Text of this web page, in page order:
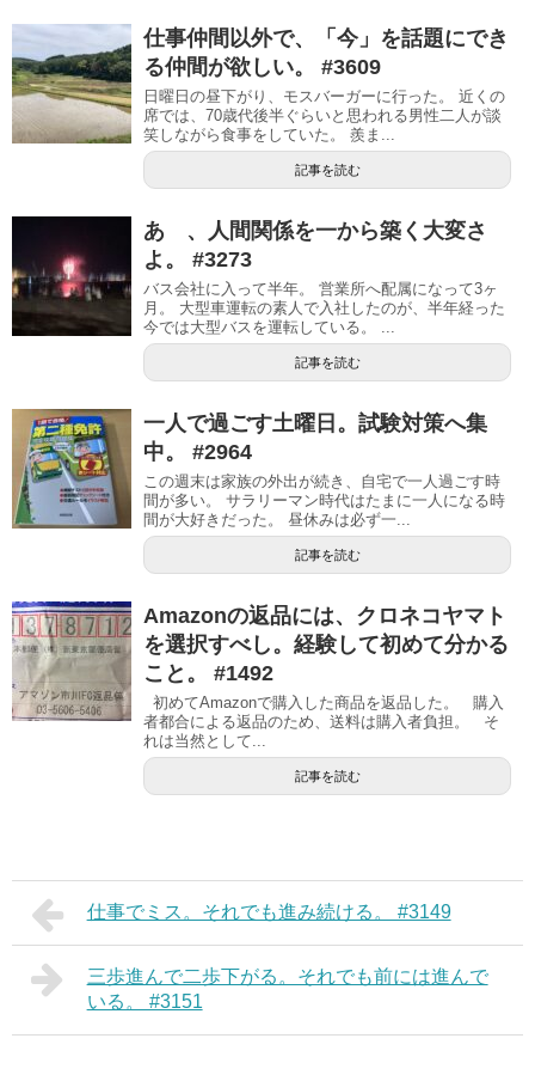
仕事仲間以外で、「今」を話題にでき
る仲間が欲しい。 #3609
日曜日の昼下がり、モスバーガーに行った。 近くの
席では、70歳代後半ぐらいと思われる男性二人が談
笑しながら食事をしていた。 羨ま...
記事を読む
あゝ、人間関係を一から築く大変さ
よ。 #3273
バス会社に入って半年。 営業所へ配属になって3ヶ
月。 大型車運転の素人で入社したのが、半年経った
今では大型バスを運転している。 ...
記事を読む
一人で過ごす土曜日。試験対策へ集
中。 #2964
この週末は家族の外出が続き、自宅で一人過ごす時
間が多い。 サラリーマン時代はたまに一人になる時
間が大好きだった。 昼休みは必ず一...
記事を読む
Amazonの返品には、クロネコヤマト
を選択すべし。経験して初めて分かる
こと。 #1492
初めてAmazonで購入した商品を返品した。 購入
者都合による返品のため、送料は購入者負担。 そ
れは当然として...
記事を読む
仕事でミス。それでも進み続ける。 #3149
三歩進んで二歩下がる。それでも前には進んで
いる。 #3151